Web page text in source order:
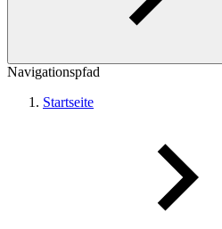
Navigationspfad
Startseite